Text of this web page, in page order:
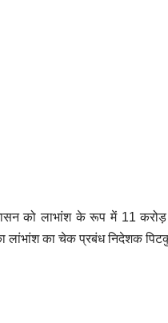
को लाभांश के रूप में 11
लांभांश का चेक प्रबंध निदेशक